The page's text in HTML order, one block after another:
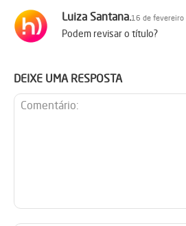
Luiza Santana.16 de
Podem revisar o título?
DEIXE UMA RESPOSTA